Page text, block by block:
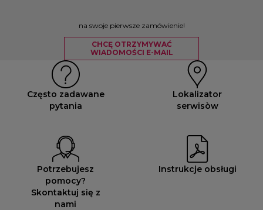
na swoje pierwsze zamówienie!
CHCĘ OTRZYMYWAĆ
WIADOMOŚCI E-MAIL
Często zadawane
pytania
Lokalizator
serwisòw
Potrzebujesz
pomocy?
Skontaktuj się z
nami
Instrukcje obsługi